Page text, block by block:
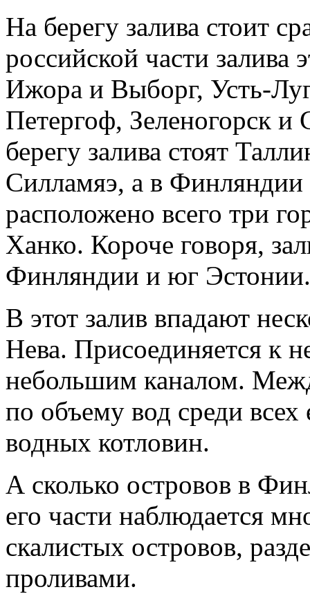
На берегу залива стоит
российской части
Ижора и Выборг, Усть-
Петергоф, Зеленогорск
берегу залива стоят
Силламяэ, а в Финляндии
расположено всего три
Ханко. Короче говоря,
Финляндии и юг Эстонии.
В этот залив впадают
Нева. Присоединяется к
небольшим каналом.
по объему вод среди всех
водных котловин.
А сколько островов в
его части наблюдается
скалистых островов,
проливами.